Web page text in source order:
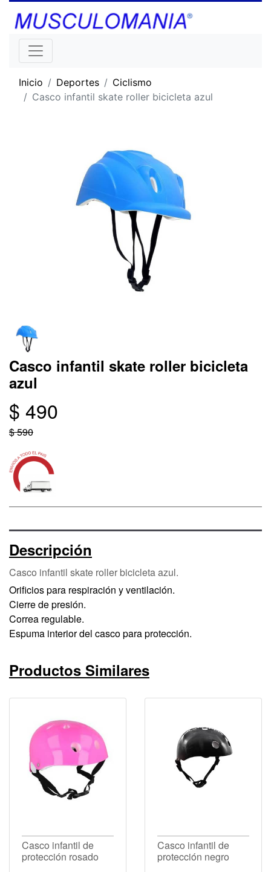
Inicio Deportes
Ciclismo
Casco infantil skate roller bicicleta azul
Casco infantil skate roller bicicleta
azul
$ 490
$ 590
Descripción
Casco infantil skate roller bicicleta azul.
Orificios para respiración y ventilación.
Cierre de presión.
Correa regulable.
Espuma interior del casco para protección.
Productos Similares
Casco infantil de
protección rosado
Casco infantil de
protección negro